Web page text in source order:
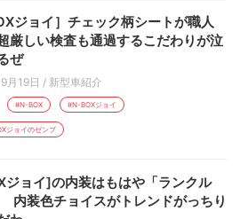
ジョイ］チェック柄シートが職人
しい検査も通過するこだわりが泣
ぜ
月19日 / 新型車紹介
#N-BOX #N-BOXジョイ
ジョイのゼンブ
ジョイ]の内装はもはや「ランクル
装色チョイスがトレンドがっちり